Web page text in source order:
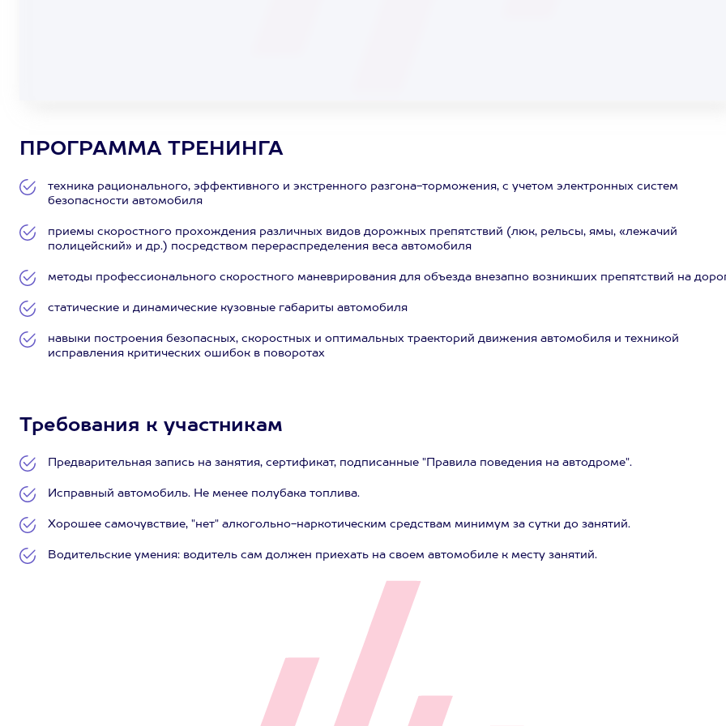
ПРОГРАММА ТРЕНИНГА
техника рационального, эффективного и экстренного разгона-торможения, с учетом электронных систем
безопасности автомобиля
приемы скоростного прохождения различных видов дорожных препятствий (люк, рельсы, ямы, «лежачий
полицейский» и др.) посредством перераспределения веса автомобиля
методы профессионального скоростного маневрирования для объезда внезапно возникших препятствий на
статические и динамические кузовные габариты автомобиля
навыки построения безопасных, скоростных и оптимальных траекторий движения автомобиля и техникой
исправления критических ошибок в поворотах
Требования к участникам
Предварительная запись на занятия, сертификат, подписанные "Правила поведения на автодроме".
Исправный автомобиль. Не менее полубака топлива.
Хорошее самочувствие, "нет" алкогольно-наркотическим средствам минимум за сутки до занятий.
Водительские умения: водитель сам должен приехать на своем автомобиле к месту занятий.